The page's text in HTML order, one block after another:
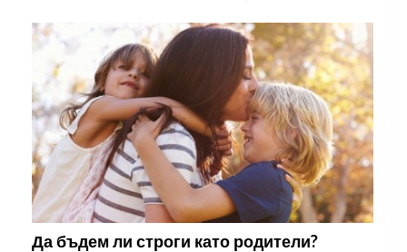
Да бъдем ли строги като родители?